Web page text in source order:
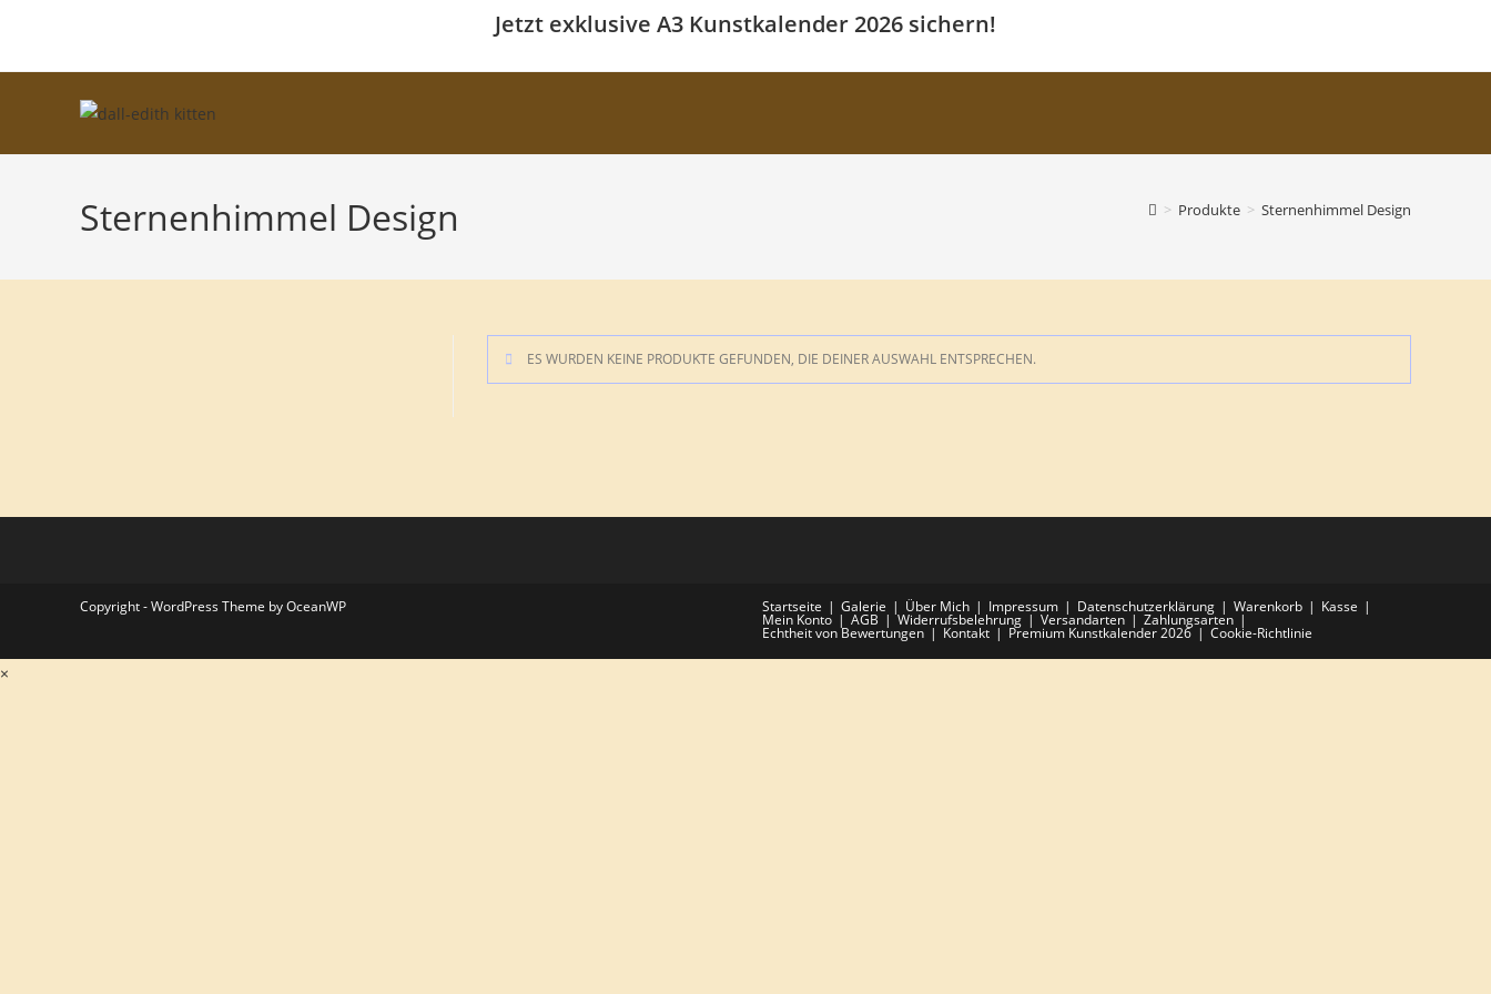
springen
Jetzt exklusive A3 Kunstkalender 2026 sichern!
Sternenhimmel Design > Produkte > Sternenhimmel Design
ES WURDEN KEINE PRODUKTE GEFUNDEN, DIE DEINER AUSWAHL ENTSPRECHEN.
Startseite Galerie Über Mich Impressum Datenschutzerklärung Warenkorb Kasse
Mein Konto AGB Widerrufsbelehrung Versandarten Zahlungsarten
Echtheit von Bewertungen Kontakt Premium Kunstkalender 2026 Cookie-Richtlinie
Copyright - WordPress Theme by OceanWP
×